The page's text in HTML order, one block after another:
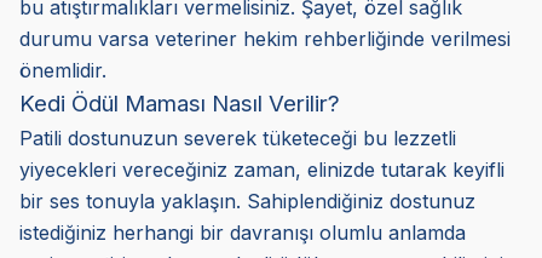
bu atıştırmalıkları vermelisiniz. Şayet, özel sağlık
durumu varsa veteriner hekim rehberliğinde verilmesi
önemlidir.
Kedi Ödül Maması Nasıl Verilir?
Patili dostunuzun severek tüketeceği bu lezzetli
yiyecekleri vereceğiniz zaman, elinizde tutarak keyifli
bir ses tonuyla yaklaşın. Sahiplendiğiniz dostunuz
istediğiniz herhangi bir davranışı olumlu anlamda